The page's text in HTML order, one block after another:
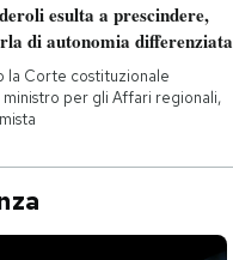
esulta a prescindere,
di autonomia differenziata
la Corte costituzionale
per gli Affari regionali,